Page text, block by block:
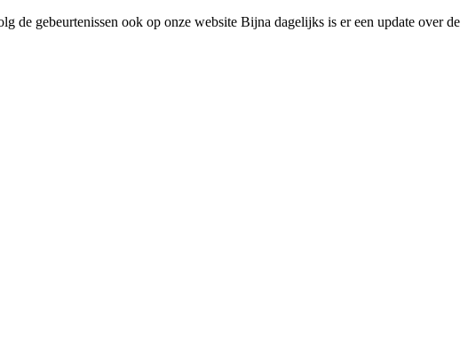
de gebeurtenissen ook op onze website Bijna dagelijks is er een update over de